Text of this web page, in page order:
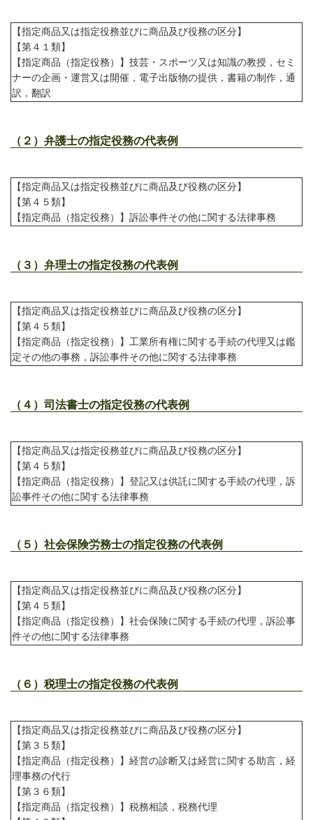
【指定商品又は指定役務並びに商品及び役務の区分】
【第４１類】
【指定商品（指定役務）】技芸・スポーツ又は知識の教授，セミ
ナーの企画・運営又は開催，電子出版物の提供，書籍の制作，通
訳，翻訳
（２）弁護士の指定役務の代表例
【指定商品又は指定役務並びに商品及び役務の区分】
【第４５類】
【指定商品（指定役務）】訴訟事件その他に関する法律事務
（３）弁理士の指定役務の代表例
【指定商品又は指定役務並びに商品及び役務の区分】
【第４５類】
【指定商品（指定役務）】工業所有権に関する手続の代理又は鑑
定その他の事務，訴訟事件その他に関する法律事務
（４）司法書士の指定役務の代表例
【指定商品又は指定役務並びに商品及び役務の区分】
【第４５類】
【指定商品（指定役務）】登記又は供託に関する手続の代理，訴
訟事件その他に関する法律事務
（５）社会保険労務士の指定役務の代表例
【指定商品又は指定役務並びに商品及び役務の区分】
【第４５類】
【指定商品（指定役務）】社会保険に関する手続の代理，訴訟事
件その他に関する法律事務
（６）税理士の指定役務の代表例
【指定商品又は指定役務並びに商品及び役務の区分】
【第３５類】
【指定商品（指定役務）】経営の診断又は経営に関する助言，経
理事務の代行
【第３６類】
【指定商品（指定役務）】税務相談，税務代理